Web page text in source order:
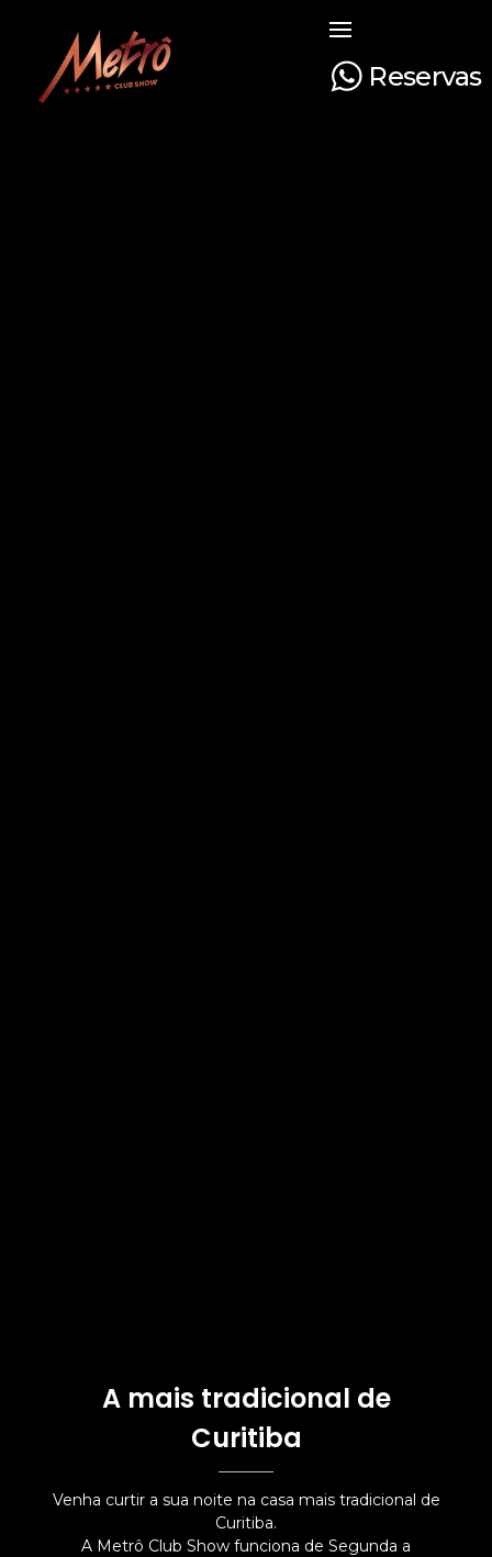
Reservas
A mais tradicional de
Curitiba
Venha curtir a sua noite na casa mais tradicional de
Curitiba.
A Metrô Club Show funciona de Segunda a